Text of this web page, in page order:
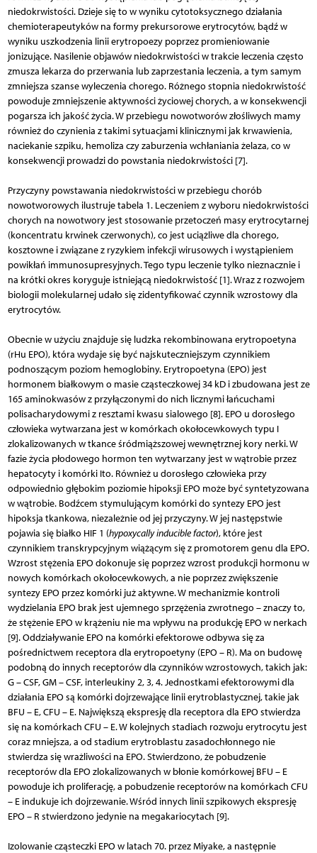
niedokrwistości. Dzieje się to w wyniku cytotoksycznego działania
chemioterapeutyków na formy prekursorowe erytrocytów, bądź w
wyniku uszkodzenia linii erytropoezy poprzez promieniowanie
jonizujące. Nasilenie objawów niedokrwistości w trakcie leczenia często
zmusza lekarza do przerwania lub zaprzestania leczenia, a tym samym
zmniejsza szanse wyleczenia chorego. Różnego stopnia niedokrwistość
powoduje zmniejszenie aktywności życiowej chorych, a w konsekwencji
pogarsza ich jakość życia. W przebiegu nowotworów złośliwych mamy
również do czynienia z takimi sytuacjami klinicznymi jak krwawienia,
naciekanie szpiku, hemoliza czy zaburzenia wchłaniania żelaza, co w
konsekwencji prowadzi do powstania niedokrwistości [7].
Przyczyny powstawania niedokrwistości w przebiegu chorób
nowotworowych ilustruje tabela 1. Leczeniem z wyboru niedokrwistości
chorych na nowotwory jest stosowanie przetoczeń masy erytrocytarnej
(koncentratu krwinek czerwonych), co jest uciążliwe dla chorego,
kosztowne i związane z ryzykiem infekcji wirusowych i wystąpieniem
powikłań immunosupresyjnych. Tego typu leczenie tylko nieznacznie i
na krótki okres koryguje istniejącą niedokrwistość [1]. Wraz z rozwojem
biologii molekularnej udało się zidentyfikować czynnik wzrostowy dla
erytrocytów.
Obecnie w użyciu znajduje się ludzka rekombinowana erytropoetyna
(rHu EPO), która wydaje się być najskuteczniejszym czynnikiem
podnoszącym poziom hemoglobiny. Erytropoetyna (EPO) jest
hormonem białkowym o masie cząsteczkowej 34 kD i zbudowana jest ze
165 aminokwasów z przyłączonymi do nich licznymi łańcuchami
polisacharydowymi z resztami kwasu sialowego [8]. EPO u dorosłego
człowieka wytwarzana jest w komórkach okołocewkowych typu I
zlokalizowanych w tkance śródmiąższowej wewnętrznej kory nerki. W
fazie życia płodowego hormon ten wytwarzany jest w wątrobie przez
hepatocyty i komórki Ito. Również u dorosłego człowieka przy
odpowiednio głębokim poziomie hipoksji EPO może być syntetyzowana
w wątrobie. Bodźcem stymulującym komórki do syntezy EPO jest
hipoksja tkankowa, niezależnie od jej przyczyny. W jej następstwie
pojawia się białko HIF 1 (hypoxycally inducible factor), które jest
czynnikiem transkrypcyjnym wiążącym się z promotorem genu dla EPO.
Wzrost stężenia EPO dokonuje się poprzez wzrost produkcji hormonu w
nowych komórkach okołocewkowych, a nie poprzez zwiększenie
syntezy EPO przez komórki już aktywne. W mechanizmie kontroli
wydzielania EPO brak jest ujemnego sprzężenia zwrotnego – znaczy to,
że stężenie EPO w krążeniu nie ma wpływu na produkcję EPO w nerkach
[9]. Oddziaływanie EPO na komórki efektorowe odbywa się za
pośrednictwem receptora dla erytropoetyny (EPO – R). Ma on budowę
podobną do innych receptorów dla czynników wzrostowych, takich jak:
G – CSF, GM – CSF, interleukiny 2, 3, 4. Jednostkami efektorowymi dla
działania EPO są komórki dojrzewające linii erytroblastycznej, takie jak
BFU – E, CFU – E. Największą ekspresję dla receptora dla EPO stwierdza
się na komórkach CFU – E. W kolejnych stadiach rozwoju erytrocytu jest
coraz mniejsza, a od stadium erytroblastu zasadochłonnego nie
stwierdza się wrażliwości na EPO. Stwierdzono, że pobudzenie
receptorów dla EPO zlokalizowanych w błonie komórkowej BFU – E
powoduje ich proliferację, a pobudzenie receptorów na komórkach CFU
– E indukuje ich dojrzewanie. Wśród innych linii szpikowych ekspresję
EPO – R stwierdzono jedynie na megakariocytach [9].
Izolowanie cząsteczki EPO w latach 70. przez Miyake, a następnie